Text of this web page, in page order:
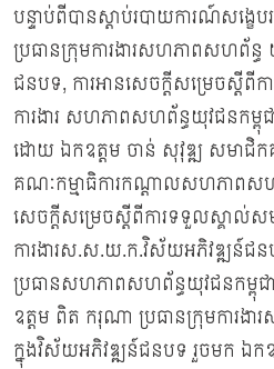
បន្ទាប់ពីបានស្ដាប់របាយការណ៍សង្ខ
ប្រធានក្រុមការងារសហភាពសហព័ន្
ជនបទ, ការអានសេចក្តីសម្រេចស្តី
ការងារ សហភាពសហព័ន្ធយុវជនកម្ពុ
ដោយ ឯកឧត្តម ចាន់ សុវុឌ្ឍ សមាជិក
គណៈកម្មាធិការកណ្តាលសហភាពស
សេចក្តីសម្រេចស្តីពីការទទួលស្គាល់
ការងារស.ស.យ.ក.វិស័យអភិវឌ្ឍន៍ជ
ប្រធានសហភាពសហព័ន្ធយុវជនកម្ពុជា
ឧត្តម ពិត ករុណា ប្រធានក្រុមការង
ក្នុងវិស័យអភិវឌ្ឍន៍ជនបទ រួចមក ឯក